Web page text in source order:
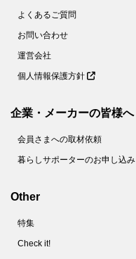
よくあるご質問
お問い合わせ
運営会社
個人情報保護方針
企業・メーカーの皆様へ
会員さまへの取材依頼
暮らしサポーターのお申し込み
Other
特集
Check it!